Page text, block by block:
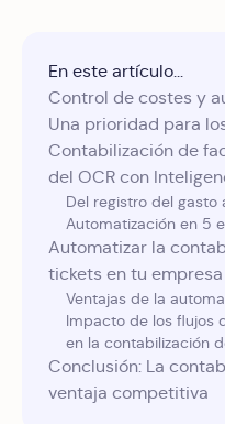
En este artículo...
Control de costes y
Una prioridad para
Contabilización de
del OCR con
Del registro del gasto
Automatización en 5
Automatizar la
tickets en tu
Ventajas de la
Impacto de los flujos
en la contabilización
Conclusión: La
ventaja competitiva